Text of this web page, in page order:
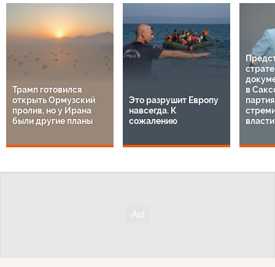
Трамп готовился
открыть Ормузский
пролив, но у Ирана
были другие планы
Это разрушит Европу
навсегда. К
сожалению
в